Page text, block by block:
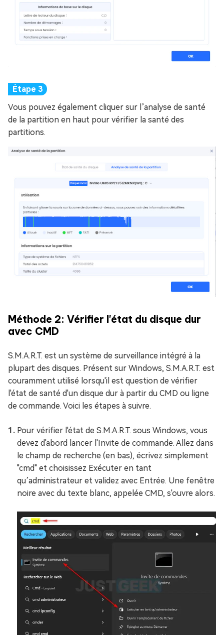
Vous pouvez également cliquer sur l’analyse de santé
de la partition en haut pour vérifier la santé des
partitions.
Méthode 2: Vérifier l'état du disque dur
avec CMD
S.M.A.R.T. est un système de surveillance intégré à la
plupart des disques. Présent sur Windows, S.M.A.R.T. est
couramment utilisé lorsqu'il est question de vérifier
l'état de santé d'un disque dur à partir du CMD ou ligne
de commande. Voici les étapes à suivre.
Pour vérifier l'état de S.M.A.R.T. sous Windows, vous
devez d'abord lancer l'Invite de commande. Allez dans
le champ de recherche (en bas), écrivez simplement
"cmd" et choisissez Exécuter en tant
qu’administrateur et validez avec Entrée. Une fenêtre
noire avec du texte blanc, appelée CMD, s'ouvre alors.